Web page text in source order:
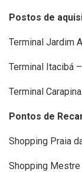
Postos de
Terminal Jardim
Terminal Itacibá
Terminal
Pontos de
Shopping Praia
Shopping Mestre